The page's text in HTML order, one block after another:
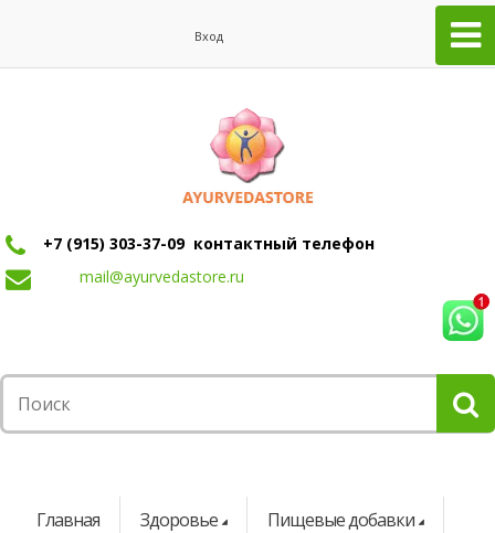
Вход
+7 (915) 303-37-09 контактный телефон
mail@ayurvedastore.ru
Главная Здоровье
Пищевые добавки